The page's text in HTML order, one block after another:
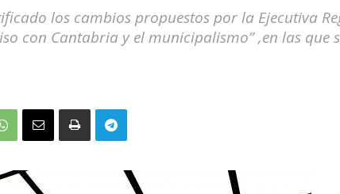
los cambios propuestos por la Ejecutiva
con Cantabria y el municipalismo” ,en las que